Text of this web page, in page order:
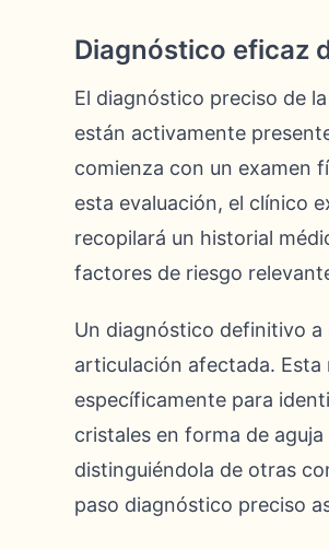
Diagnóstico eficaz
El diagnóstico preciso de
están activamente
comienza con un examen
esta evaluación, el clínico
recopilará un historial
factores de riesgo
Un diagnóstico definitivo a
articulación afectada. Esta
específicamente para
cristales en forma de
distinguiéndola de otras
paso diagnóstico preciso